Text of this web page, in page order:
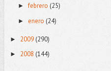
►febrero (25)
► enero (24)
► 2009 (290)
► 2008 (144)